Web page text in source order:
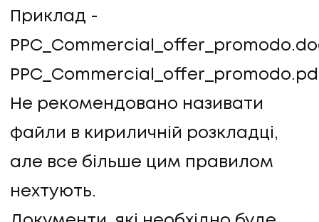
Приклад -
Не рекомендовано називати
файли в кириличній розкладці,
але все більше цим правилом
нехтують.